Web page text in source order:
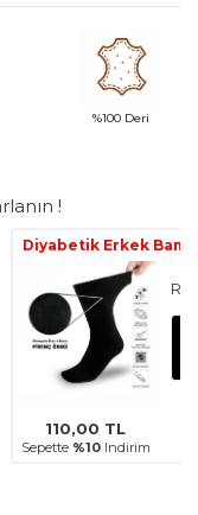
%100 Deri
!
Diyabetik Erkek
110,00 TL
Sepette %10Indirim